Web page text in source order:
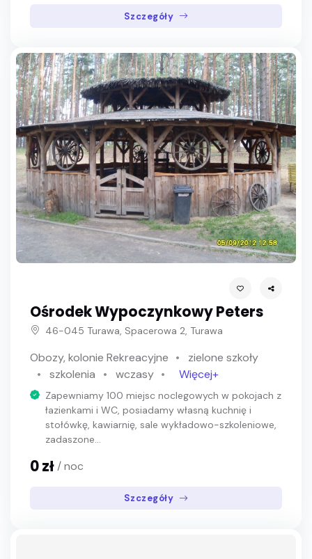
Szczegóły
Ośrodek Wypoczynkowy Peters
46-045 Turawa, Spacerowa 2, Turawa
Obozy, kolonie Rekreacyjne
zielone szkoły
szkolenia
wczasy Więcej+
Zapewniamy 100 miejsc noclegowych w pokojach z
łazienkami i WC, posiadamy własną kuchnię i
stołówkę, kawiarnię, sale wykładowo-szkoleniowe,
zadaszone...
0 zł / noc
Szczegóły